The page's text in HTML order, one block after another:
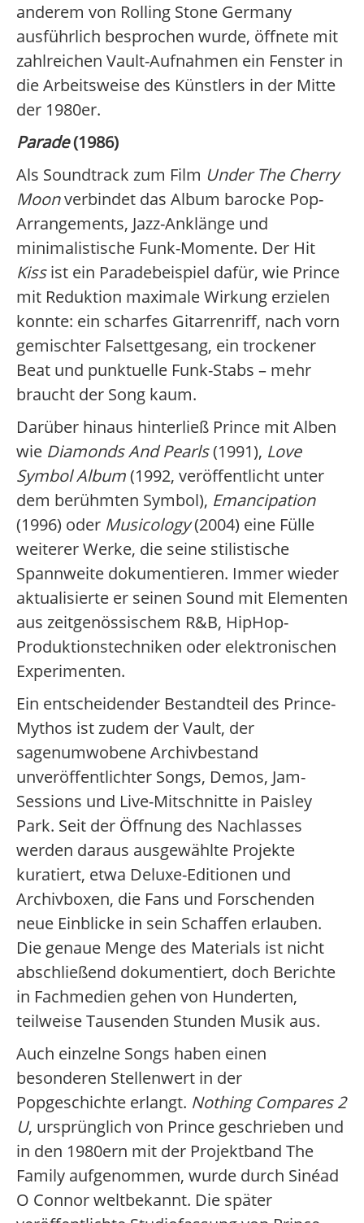
anderem von Rolling Stone Germany
ausführlich besprochen wurde, öffnete mit
zahlreichen Vault-Aufnahmen ein Fenster in
die Arbeitsweise des Künstlers in der Mitte
der 1980er.
Parade(1986)
Als Soundtrack zum Film Under The Cherry
Moonverbindet das Album barocke Pop-
Arrangements, Jazz-Anklänge und
minimalistische Funk-Momente. Der Hit
Kissist ein Paradebeispiel dafür, wie Prince
mit Reduktion maximale Wirkung erzielen
konnte: ein scharfes Gitarrenriff, nach vorn
gemischter Falsettgesang, ein trockener
Beat und punktuelle Funk-Stabs – mehr
braucht der Song kaum.
Darüber hinaus hinterließ Prince mit Alben
wie Diamonds And Pearls(1991), Love
Symbol Album(1992, veröffentlicht unter
dem berühmten Symbol), Emancipation
(1996) oder Musicology(2004) eine Fülle
weiterer Werke, die seine stilistische
Spannweite dokumentieren. Immer wieder
aktualisierte er seinen Sound mit Elementen
aus zeitgenössischem R&B, HipHop-
Produktionstechniken oder elektronischen
Experimenten.
Ein entscheidender Bestandteil des Prince-
Mythos ist zudem der Vault, der
sagenumwobene Archivbestand
unveröffentlichter Songs, Demos, Jam-
Sessions und Live-Mitschnitte in Paisley
Park. Seit der Öffnung des Nachlasses
werden daraus ausgewählte Projekte
kuratiert, etwa Deluxe-Editionen und
Archivboxen, die Fans und Forschenden
neue Einblicke in sein Schaffen erlauben.
Die genaue Menge des Materials ist nicht
abschließend dokumentiert, doch Berichte
in Fachmedien gehen von Hunderten,
teilweise Tausenden Stunden Musik aus.
Auch einzelne Songs haben einen
besonderen Stellenwert in der
Popgeschichte erlangt. Nothing Compares 2
U, ursprünglich von Prince geschrieben und
in den 1980ern mit der Projektband The
Family aufgenommen, wurde durch Sinéad
O Connor weltbekannt. Die später